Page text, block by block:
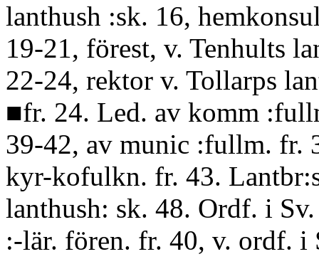
lanthush :sk. 16,
19-21, förest, v. Tenhults
22-24, rektor v. Tollarps
■fr. 24. Led. av komm
39-42, av munic :fullm. fr.
kyr-kofulkn. fr. 43.
lanthush: sk. 48. Ordf. i
:-lär. fören. fr. 40, v. ordf. i